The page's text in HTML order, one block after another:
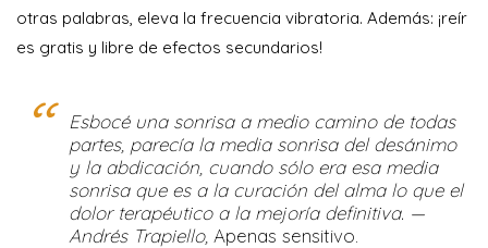
otras palabras, eleva la frecuencia vibratoria. Además: ¡reír
es gratis y libre de efectos secundarios!
Esbocé una sonrisa a medio camino de todas
partes, parecía la media sonrisa del desánimo
y la abdicación, cuando sólo era esa media
sonrisa que es a la curación del alma lo que el
dolor terapéutico a la mejoría definitiva. —
Andrés Trapiello, Apenas sensitivo.